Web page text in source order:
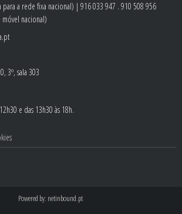
para a rede fixa nacional) | 916 033 947 . 910 508 956
móvel nacional)
3º, sala 303
e das 13h30 às 18h.
Powered by: netinbound.pt